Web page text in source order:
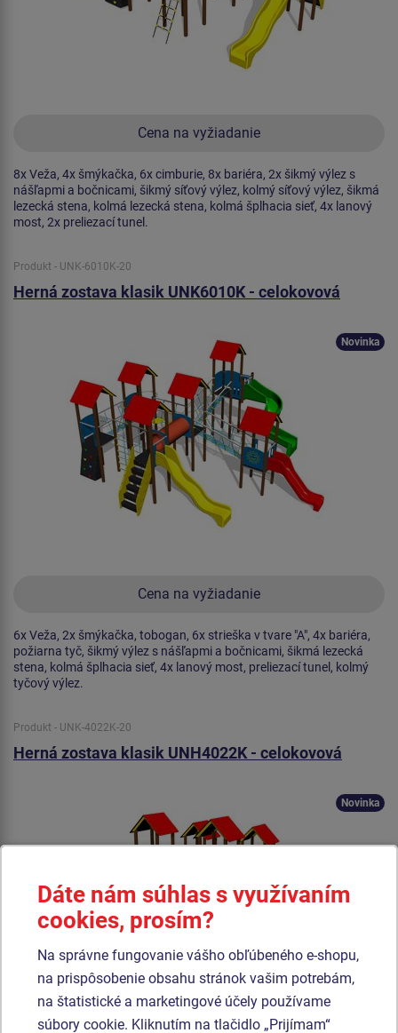
Cena na vyžiadanie
8x Veža, 4x šmýkačka, 6x cimburie, 8x bariéra, 2x šikmý výlez s
nášľapmi a bočnicami, šikmý síťový výlez, kolmý síťový výlez, šikmá
lezecká stena, kolmá lezecká stena, kolmá šplhacia sieť, 4x lanový
most, 2x preliezací tunel.
Produkt - UNK-6010K-20
Herná zostava klasik UNK6010K - celokovová
Cena na vyžiadanie
Novinka
6x Veža, 2x šmýkačka, tobogan, 6x strieška v tvare "A", 4x bariéra,
požiarna tyč, šikmý výlez s nášľapmi a bočnicami, šikmá lezecká
stena, kolmá šplhacia sieť, 4x lanový most, preliezací tunel, kolmý
tyčový výlez.
Produkt - UNK-4022K-20
Herná zostava klasik UNH4022K - celokovová
Novinka
Dáte nám súhlas s využívaním
cookies, prosím?
Na správne fungovanie vášho obľúbeného e-shopu,
na prispôsobenie obsahu stránok vašim potrebám,
na štatistické a marketingové účely používame
súbory cookie. Kliknutím na tlačidlo „Prijímam“